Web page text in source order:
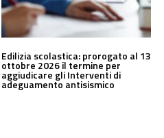
Edilizia scolastica: prorogato al 13
ottobre 2026 il termine per
aggiudicare gli Interventi di
adeguamento antisismico